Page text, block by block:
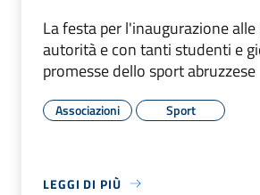
La festa per l'inaugurazione
autorità e con tanti studenti e
promesse dello sport abruzzese
Associazioni Sport
LEGGI DI PIÙ